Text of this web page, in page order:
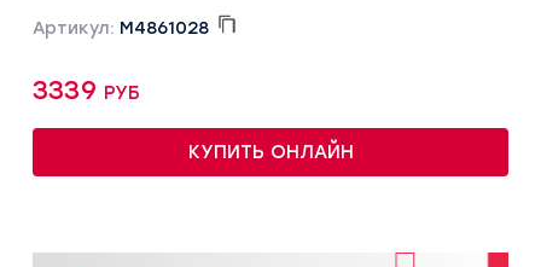
Артикул: M4861028
3339 руб
КУПИТЬ ОНЛАЙН